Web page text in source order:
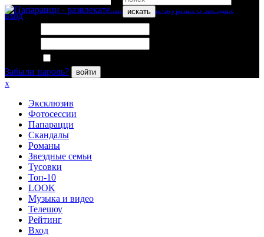
искать
вход
Забыли пароль?
войти
x
Эксклюзив
Фотосессии
Папарацци
Скандалы
Романы
Звездные семьи
Тусовки
Топ-10
LOOK
Музыка и видео
Телешоу
Рейтинг
Вход